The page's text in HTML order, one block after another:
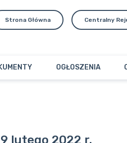
Strona Główna Centralny
OGŁOSZENIA
lutego 2022 r.